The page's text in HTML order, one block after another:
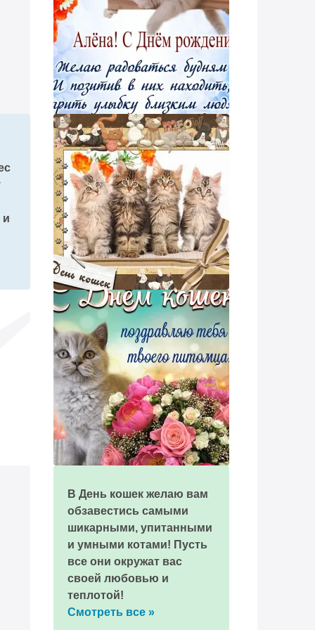
и
В День кошек желаю вам
обзавестись самыми
шикарными, упитанными
и умными котами! Пусть
все они окружат вас
своей любовью и
теплотой!
Смотреть все »